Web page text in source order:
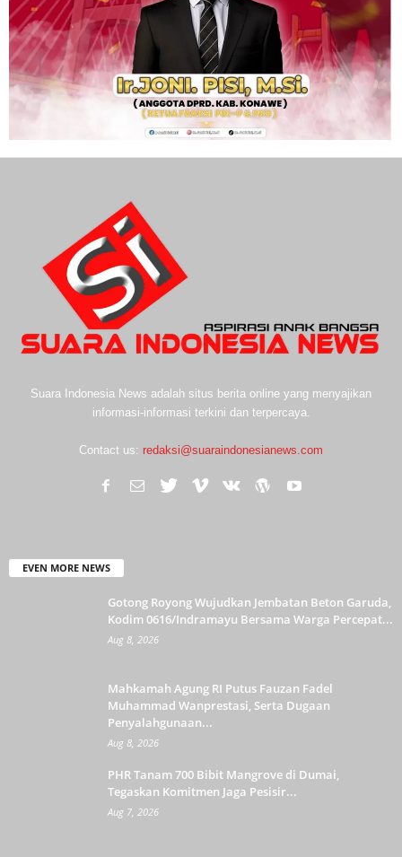
Suara Indonesia News adalah situs berita online yang menyajikan
informasi-informasi terkini dan terpercaya.
Contact us: redaksi@suaraindonesianews.com
EVEN MORE NEWS
Gotong Royong Wujudkan Jembatan Beton Garuda,
Kodim 0616/Indramayu Bersama Warga Percepat...
Aug 8, 2026
Mahkamah Agung RI Putus Fauzan Fadel
Muhammad Wanprestasi, Serta Dugaan
Penyalahgunaan...
Aug 8, 2026
PHR Tanam 700 Bibit Mangrove di Dumai,
Tegaskan Komitmen Jaga Pesisir...
Aug 7, 2026